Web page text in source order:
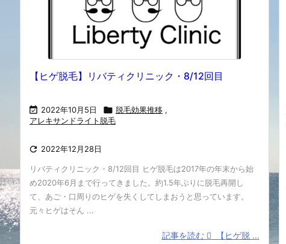
【ヒゲ脱毛】リバティクリニック・8/12回目
 2022年10月5日  脱毛効果推移 ,
アレキサンドライト脱毛
 2022年12月28日
リバティクリニック・8/12回目 ヒゲ脱毛は2017年の年末から始
め2020年6月まで行ってきました。約1.5年ぶりに脱毛再開し
て、あご・口周りのヒゲを失くしてしまおうと思っています。
元々ヒゲはそん ...
記事を読む 【ヒゲ脱 ...